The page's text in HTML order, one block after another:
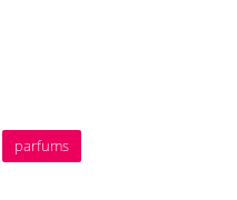
parfums